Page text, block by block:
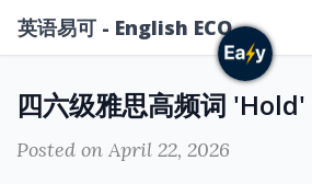
英语易可 - English ECO
Posted on April 22, 2026